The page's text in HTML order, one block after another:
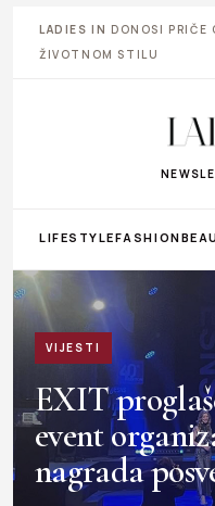
LADIES IN DONOSI
ŽIVOTNOM STILU
LIFESTYLEFASHION
VIJESTI
EXIT
event
nagrada